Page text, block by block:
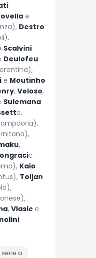
:
e
Destro
Scalvini
Deulofeu
e Moutinho
, Veloso,
Sulemana
o,
,
c
Kaio
Toljan
, Vlasic e
a